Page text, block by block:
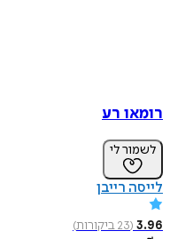
רע
לי
רייבן
23ביקורות)